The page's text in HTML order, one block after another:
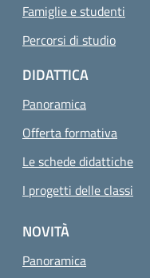
Famiglie e studenti
Percorsi di studio
DIDATTICA
Panoramica
Offerta formativa
Le schede didattiche
I progetti delle classi
NOVITÀ
Panoramica